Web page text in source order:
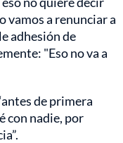
vamos a renunciar a
adhesión de
"Eso no va a
de primera
con nadie, por